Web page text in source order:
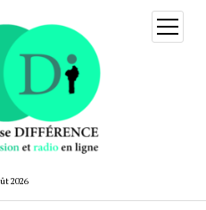
2026
ouvrir
menu